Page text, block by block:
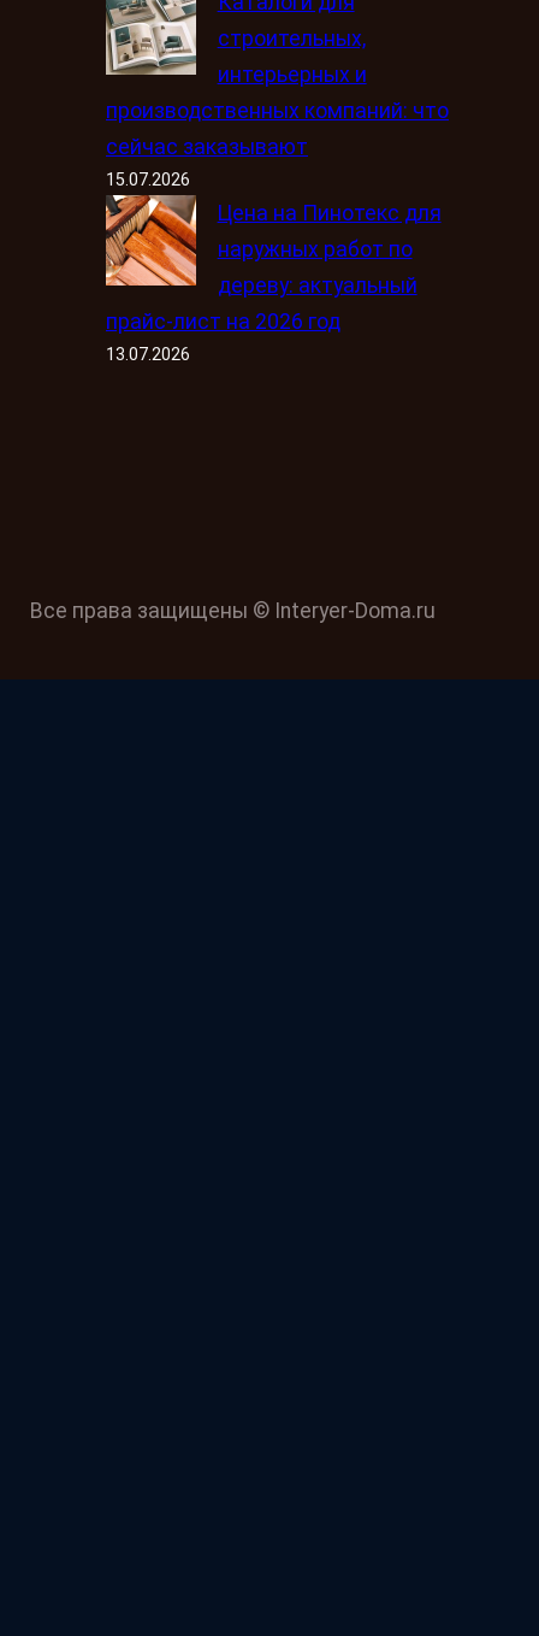
строительных,
интерьерных и
производственных компаний: что
сейчас заказывают
15.07.2026
Цена на Пинотекс для
наружных работ по
дереву: актуальный
прайс-лист на 2026 год
13.07.2026
Все права защищены © Interyer-Doma.ru